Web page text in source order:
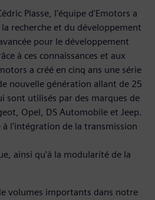
Plasse, l'équipe d'Emotors a
recherche et du développement
pour le développement
à ces connaissances et aux
a créé en cinq ans une série
nouvelle génération allant de 25
sont utilisés par des marques de
Opel, DS Automobile et Jeep.
à l'intégration de la transmission
ainsi qu'à la modularité de la
volumes importants dans notre